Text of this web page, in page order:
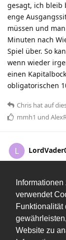
verwendet
Funktionalität
Website zu
gesagt, ich bleib
enge
müssen und
Minuten nach
Spiel über. So
wenn wieder
einen
obligatorischen
Chris hatauf
mmh1 und
L
Siegesserie
elegantesten die
sochindani hat